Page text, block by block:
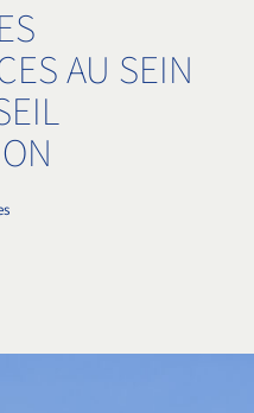
AU SEIN